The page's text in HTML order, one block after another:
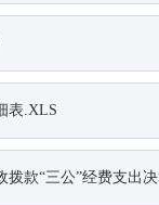
表.XLS
款“三公”经费支出